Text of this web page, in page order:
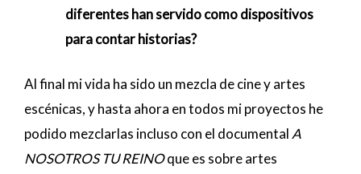
diferentes han servido como dispositivos
para contar historias?
Al final mi vida ha sido un mezcla de cine y artes
escénicas, y hasta ahora en todos mi proyectos he
podido mezclarlas incluso con el documentalA
NOSOTROS TU REINOque es sobre artes